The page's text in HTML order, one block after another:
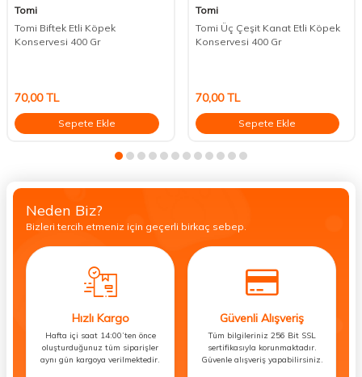
Tomi
Tomi Biftek Etli Köpek
Konservesi 400 Gr
70,00TL
Sepete Ekle
Tomi
Tomi Üç Çeşit Kanat Etli Köpek
Konservesi 400 Gr
70,00TL
Sepete Ekle
Neden Biz?
Bizleri tercih etmeniz için geçerli birkaç sebep.
Hızlı Kargo
Hafta içi saat 14:00’ten önce
oluşturduğunuz tüm siparişler
aynı gün kargoya verilmektedir.
Güvenli Alışveriş
Tüm bilgileriniz 256 Bit SSL
sertifikasıyla korunmaktadır.
Güvenle alışveriş yapabilirsiniz.